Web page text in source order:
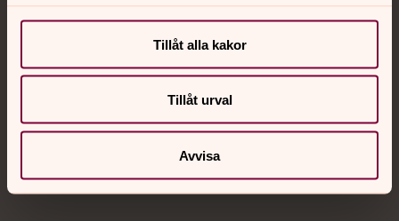
Tillåt alla kakor
Tillåt urval
Avvisa
Jourhavande präst
Akut samtals- och krisstöd. Prata eller chatta anonymt
Chatt
Telefon 112